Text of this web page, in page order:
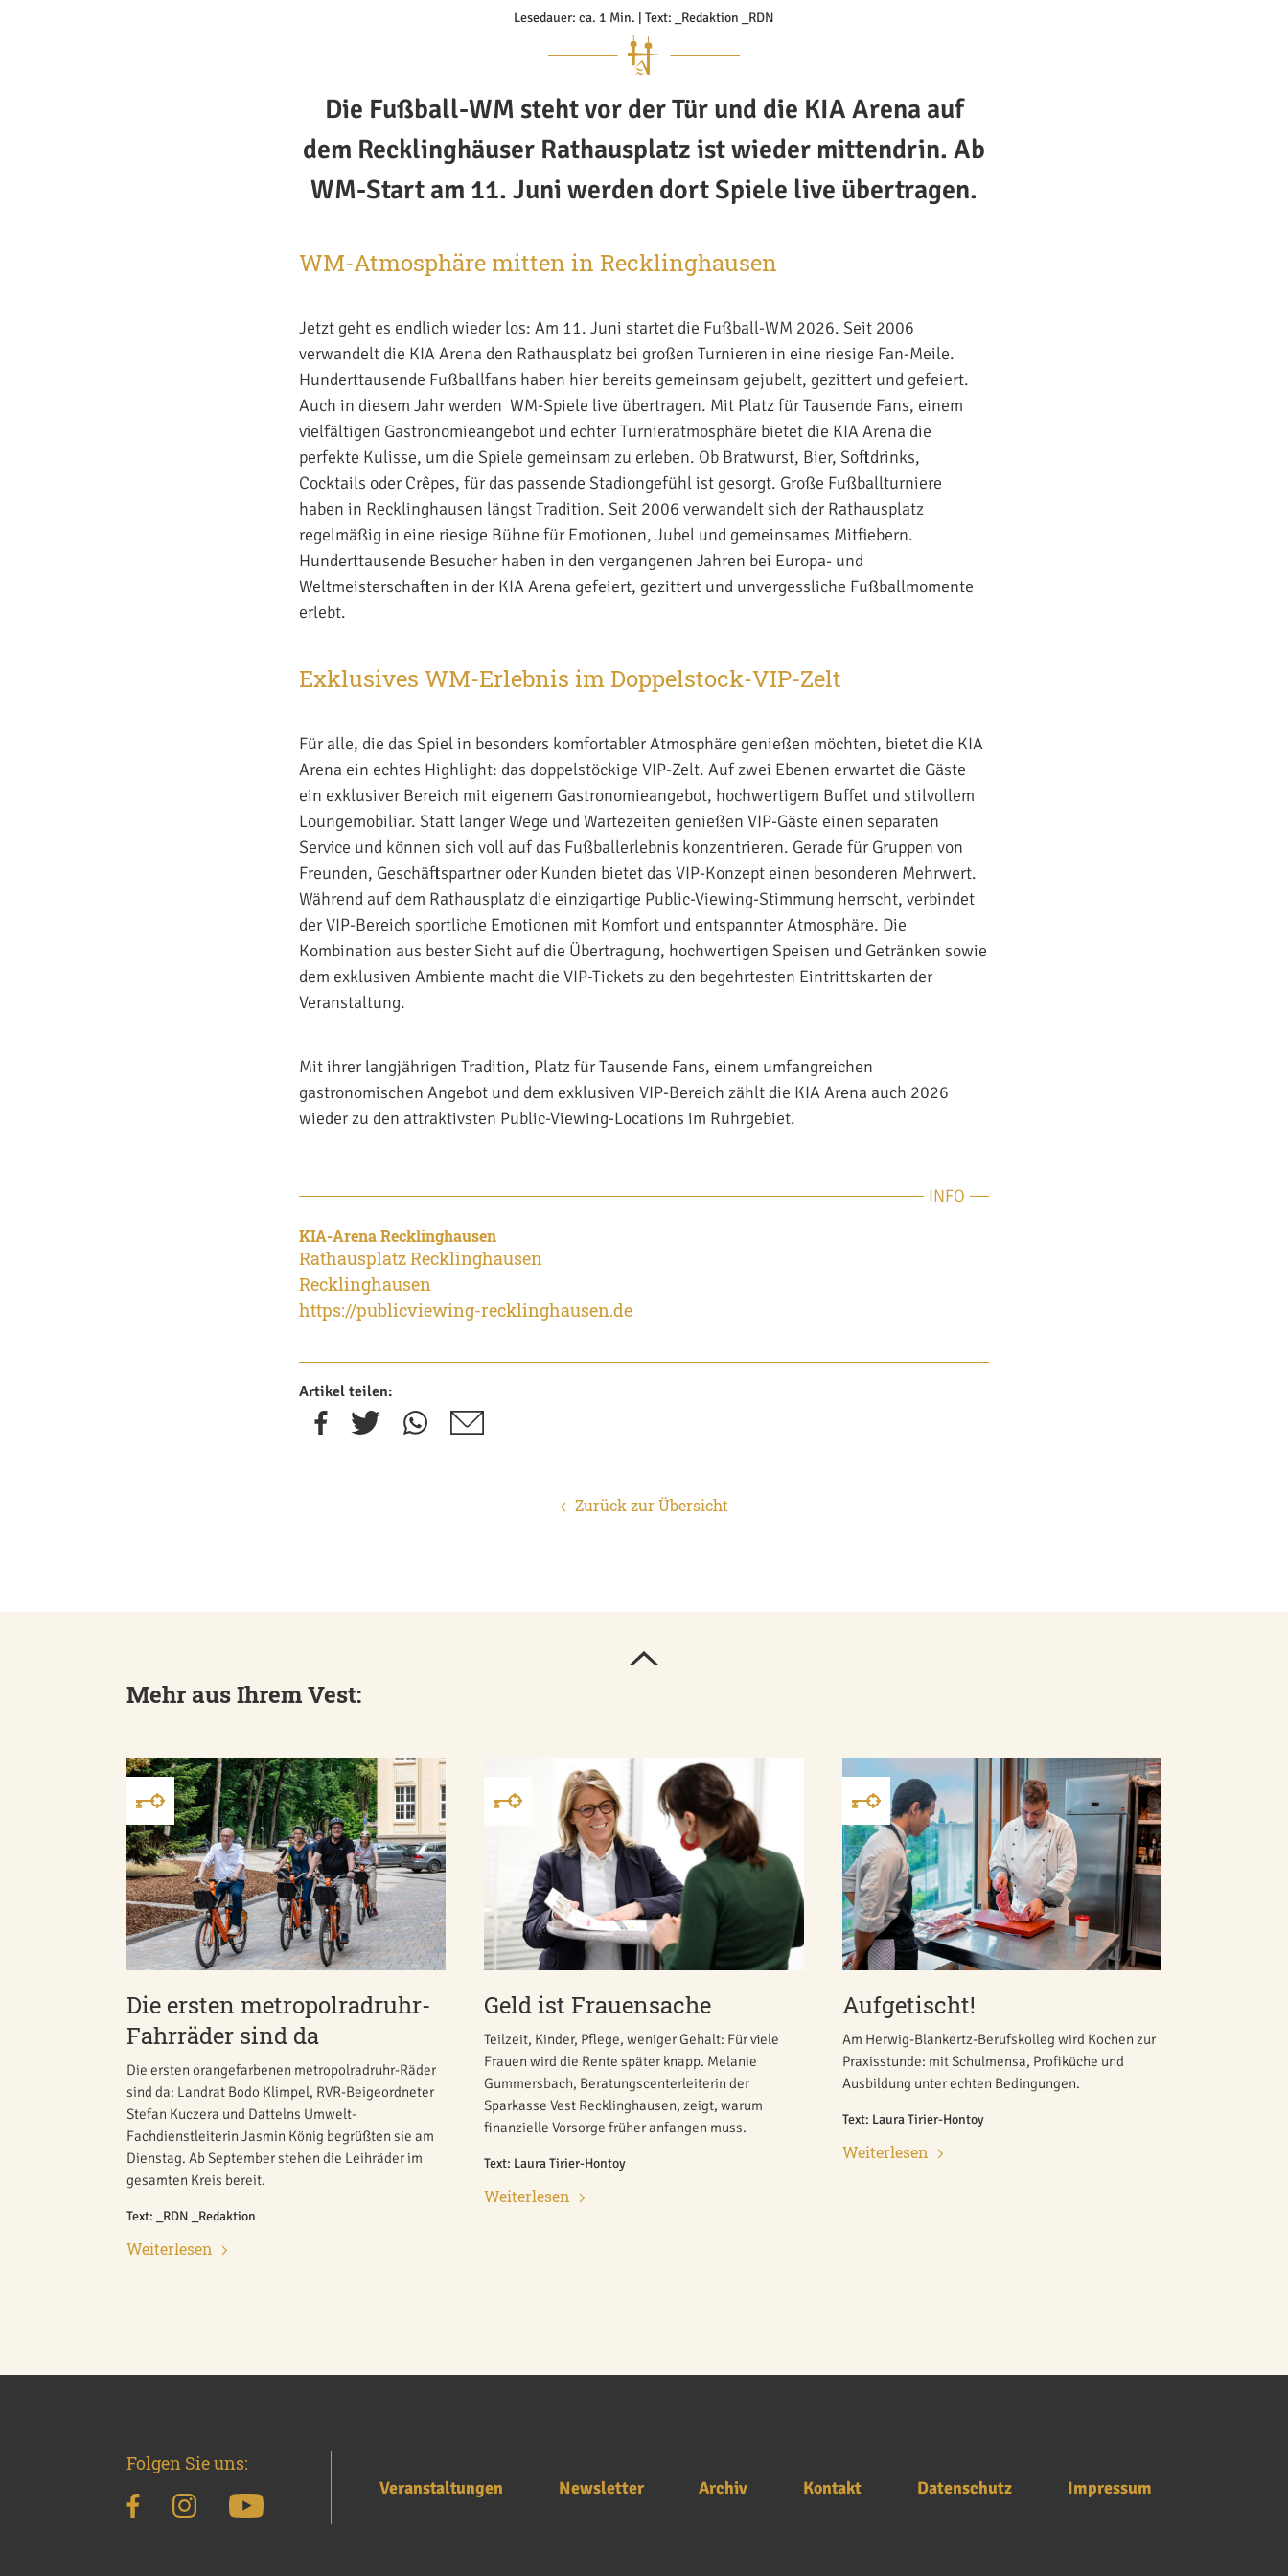
Lesedauer: ca. 1 Min. | Text: _Redaktion _RDN
Die Fußball-WM steht vor der Tür und die KIA Arena auf
dem Recklinghäuser Rathausplatz ist wieder mittendrin. Ab
WM-Start am 11. Juni werden dort Spiele live übertragen.
WM-Atmosphäre mitten in Recklinghausen
Jetzt geht es endlich wieder los: Am 11. Juni startet die Fußball-WM 2026. Seit 2006
verwandelt die KIA Arena den Rathausplatz bei großen Turnieren in eine riesige Fan-Meile.
Hunderttausende Fußballfans haben hier bereits gemeinsam gejubelt, gezittert und gefeiert.
Auch in diesem Jahr werden WM-Spiele live übertragen. Mit Platz für Tausende Fans, einem
vielfältigen Gastronomieangebot und echter Turnieratmosphäre bietet die KIA Arena die
perfekte Kulisse, um die Spiele gemeinsam zu erleben. Ob Bratwurst, Bier, Softdrinks,
Cocktails oder Crêpes, für das passende Stadiongefühl ist gesorgt. Große Fußballturniere
haben in Recklinghausen längst Tradition. Seit 2006 verwandelt sich der Rathausplatz
regelmäßig in eine riesige Bühne für Emotionen, Jubel und gemeinsames Mitfiebern.
Hunderttausende Besucher haben in den vergangenen Jahren bei Europa- und
Weltmeisterschaften in der KIA Arena gefeiert, gezittert und unvergessliche Fußballmomente
erlebt.
Exklusives WM-Erlebnis im Doppelstock-VIP-Zelt
Für alle, die das Spiel in besonders komfortabler Atmosphäre genießen möchten, bietet die KIA
Arena ein echtes Highlight: das doppelstöckige VIP-Zelt. Auf zwei Ebenen erwartet die Gäste
ein exklusiver Bereich mit eigenem Gastronomieangebot, hochwertigem Buffet und stilvollem
Loungemobiliar. Statt langer Wege und Wartezeiten genießen VIP-Gäste einen separaten
Service und können sich voll auf das Fußballerlebnis konzentrieren. Gerade für Gruppen von
Freunden, Geschäftspartner oder Kunden bietet das VIP-Konzept einen besonderen Mehrwert.
Während auf dem Rathausplatz die einzigartige Public-Viewing-Stimmung herrscht, verbindet
der VIP-Bereich sportliche Emotionen mit Komfort und entspannter Atmosphäre. Die
Kombination aus bester Sicht auf die Übertragung, hochwertigen Speisen und Getränken sowie
dem exklusiven Ambiente macht die VIP-Tickets zu den begehrtesten Eintrittskarten der
Veranstaltung.
Mit ihrer langjährigen Tradition, Platz für Tausende Fans, einem umfangreichen
gastronomischen Angebot und dem exklusiven VIP-Bereich zählt die KIA Arena auch 2026
wieder zu den attraktivsten Public-Viewing-Locations im Ruhrgebiet.
INFO
KIA-Arena Recklinghausen
Rathausplatz Recklinghausen
Recklinghausen
https://publicviewing-recklinghausen.de
Artikel teilen:
Zurück zur Übersicht
Mehr aus Ihrem Vest:
Die ersten metropolradruhr-
Fahrräder sind da
Die ersten orangefarbenen metropolradruhr-Räder
sind da: Landrat Bodo Klimpel, RVR-Beigeordneter
Stefan Kuczera und Dattelns Umwelt-
Fachdienstleiterin Jasmin König begrüßten sie am
Dienstag. Ab September stehen die Leihräder im
gesamten Kreis bereit.
Text: _RDN _Redaktion
Weiterlesen
Geld ist Frauensache
Teilzeit, Kinder, Pflege, weniger Gehalt: Für viele
Frauen wird die Rente später knapp. Melanie
Gummersbach, Beratungscenterleiterin der
Sparkasse Vest Recklinghausen, zeigt, warum
finanzielle Vorsorge früher anfangen muss.
Text: Laura Tirier-Hontoy
Weiterlesen
Aufgetischt!
Am Herwig-Blankertz-Berufskolleg wird Kochen zur
Praxisstunde: mit Schulmensa, Profiküche und
Ausbildung unter echten Bedingungen.
Text: Laura Tirier-Hontoy
Weiterlesen
Veranstaltungen Newsletter Archiv Kontakt Datenschutz Impressum
Folgen Sie uns: